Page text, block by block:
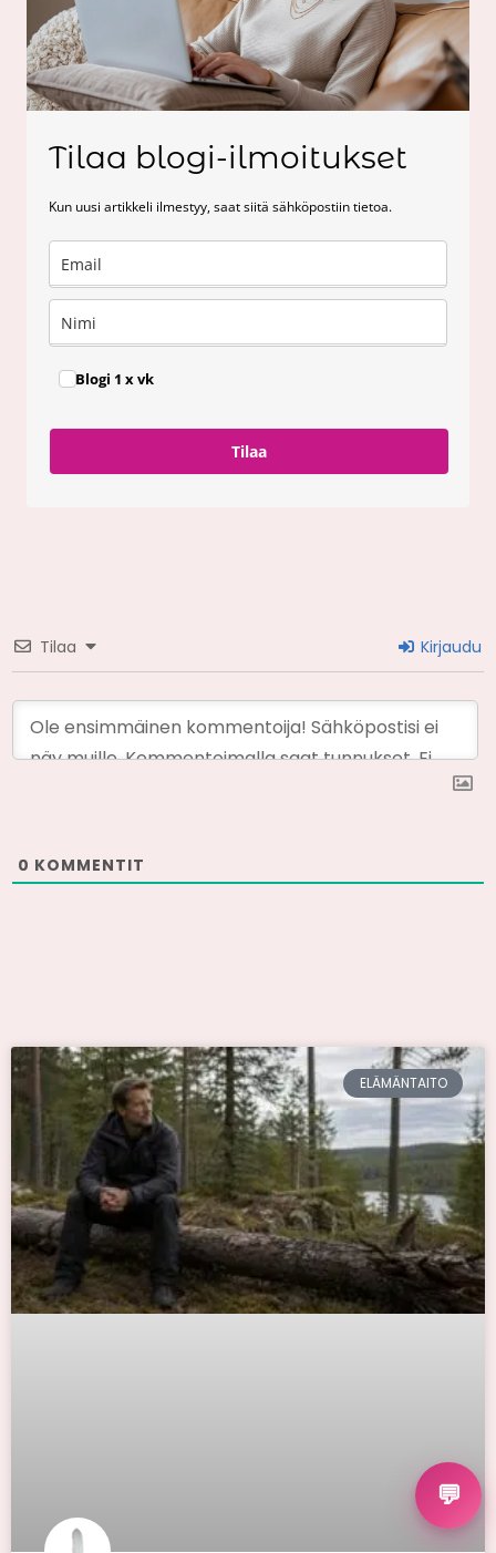
Tilaa blogi-ilmoitukset
Kun uusi artikkeli ilmestyy, saat siitä sähköpostiin tietoa.
Blogi 1 x vk
Tilaa
Tilaa Kirjaudu
0 KOMMENTIT
ELÄMÄNTAITO
💬